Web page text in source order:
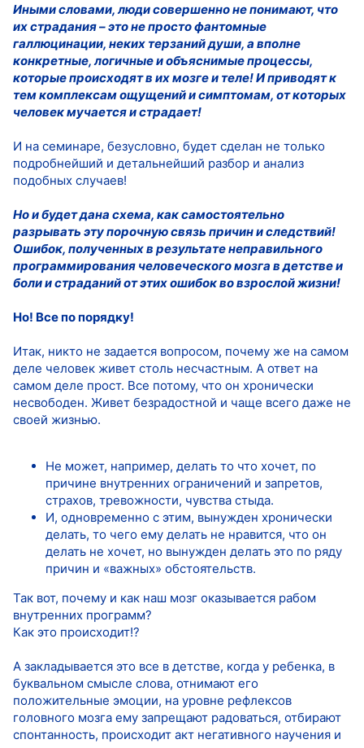
Иными словами, люди совершенно не понимают, что
их страдания – это не просто фантомные
галлюцинации, неких терзаний души, а вполне
конкретные, логичные и объяснимые процессы,
которые происходят в их мозге и теле! И приводят к
тем комплексам ощущений и симптомам, от которых
человек мучается и страдает!
И на семинаре, безусловно, будет сделан не только
подробнейший и детальнейший разбор и анализ
подобных случаев!
Но и будет дана схема, как самостоятельно
разрывать эту порочную связь причин и следствий!
Ошибок, полученных в результате неправильного
программирования человеческого мозга в детстве и
боли и страданий от этих ошибок во взрослой жизни!
Но! Все по порядку!
Итак, никто не задается вопросом, почему же на самом
деле человек живет столь несчастным. А ответ на
самом деле прост. Все потому, что он хронически
несвободен. Живет безрадостной и чаще всего даже не
своей жизнью.
Не может, например, делать то что хочет, по
причине внутренних ограничений и запретов,
страхов, тревожности, чувства стыда.
И, одновременно с этим, вынужден хронически
делать, то чего ему делать не нравится, что он
делать не хочет, но вынужден делать это по ряду
причин и «важных» обстоятельств.
Так вот, почему и как наш мозг оказывается рабом
внутренних программ?
Как это происходит!?
А закладывается это все в детстве, когда у ребенка, в
буквальном смысле слова, отнимают его
положительные эмоции, на уровне рефлексов
головного мозга ему запрещают радоваться, отбирают
спонтанность, происходит акт негативного научения и